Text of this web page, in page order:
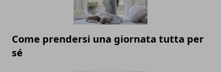
Come prendersi una giornata tutta per
sé